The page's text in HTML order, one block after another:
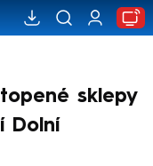
sklepy
Dolní